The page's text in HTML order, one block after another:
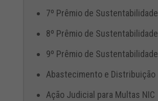
7º Prêmio de Sustentabilidade
8º Prêmio de Sustentabilidade
9º Prêmio de Sustentabilidade
Abastecimento e Distribuição
Ação Judicial para Multas NIC